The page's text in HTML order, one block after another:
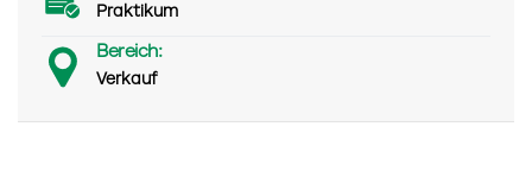
Praktikum
Bereich:
Verkauf